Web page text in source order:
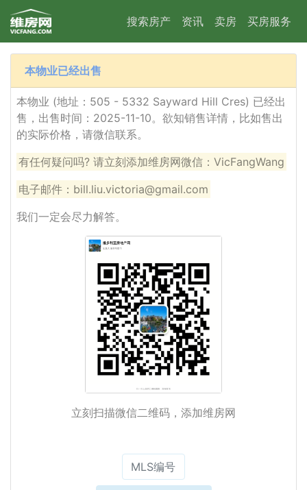
搜索房产 资讯 卖房 买房服务
本物业已经出售
本物业 (地址：505 - 5332 Sayward Hill Cres) 已经出
售，出售时间：2025-11-10。欲知销售详情，比如售出
的实际价格，请微信联系。
有任何疑问吗? 请立刻添加维房网微信：VicFangWang
电子邮件：bill.liu.victoria@gmail.com
我们一定会尽力解答。
立刻扫描微信二维码，添加维房网